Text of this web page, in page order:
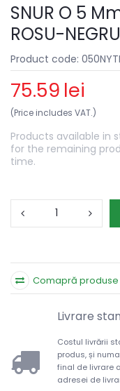
SNUR O 5
ROSU-
Product code:
75.59 lei
(Price includes VAT.)
Products available in
for the remaining
time.
Comapră produse
Livrare
Costul livrării
produs, și
final de livrare
adresei de